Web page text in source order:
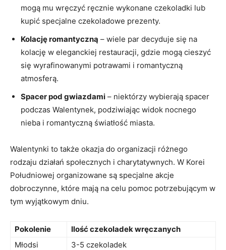
mogą ⁢mu wręczyć ręcznie wykonane czekoladki lub
kupić​ specjalne czekoladowe prezenty.
Kolację romantyczną – wiele par decyduje się na
kolację w eleganckiej⁤ restauracji,‍ gdzie mogą cieszyć
się ⁢wyrafinowanymi potrawami i romantyczną
atmosferą.
Spacer pod gwiazdami – niektórzy wybierają spacer
podczas Walentynek, podziwiając widok ⁣nocnego
nieba i romantyczną światłość miasta.
Walentynki to ​także okazja ⁢do organizacji różnego‌
rodzaju działań społecznych i⁣ charytatywnych. W Korei
Południowej organizowane są specjalne akcje
dobroczynne, które mają na celu pomoc potrzebującym w
tym wyjątkowym dniu.
Pokolenie
Ilość czekoladek wręczanych
Młodsi
3-5 czekoladek